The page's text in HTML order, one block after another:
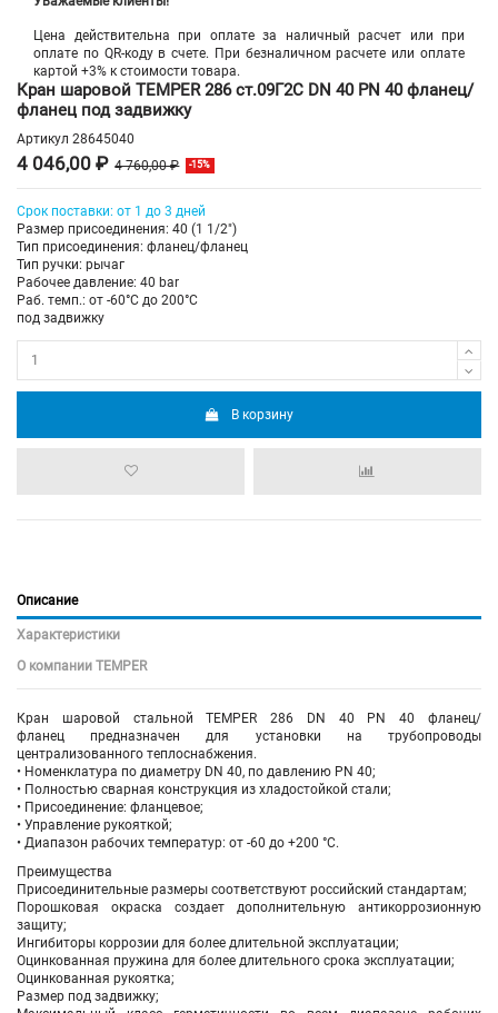
Цена действительна при оплате за наличный расчет или при
оплате по QR-коду в счете. При безналичном расчете или оплате
картой +3% к стоимости товара.
Кран шаровой TEMPER 286 ст.09Г2С DN 40 PN 40 фланец/
фланец под задвижку
Артикул 28645040
4 046,00 ₽ 4 760,00 ₽ -15%
Срок поставки: от 1 до 3 дней
Размер присоединения: 40 (1 1/2")
Тип присоединения: фланец/фланец
Тип ручки: рычаг
Рабочее давление: 40 bar
Раб. темп.: от -60°C до 200°C
под задвижку
В корзину
Описание
Характеристики
О компании TEMPER
Кран шаровой стальной TEMPER 286 DN 40 PN 40 фланец/
фланец предназначен для установки на трубопроводы
централизованного теплоснабжения.
• Номенклатура по диаметру DN 40, по давлению PN 40;
• Полностью сварная конструкция из хладостойкой стали;
• Присоединение: фланцевое;
• Управление рукояткой;
• Диапазон рабочих температур: от -60 до +200 °С.
Преимущества
Присоединительные размеры соответствуют российский стандартам;
Порошковая окраска создает дополнительную антикоррозионную
защиту;
Ингибиторы коррозии для более длительной эксплуатации;
Оцинкованная пружина для более длительного срока эксплуатации;
Оцинкованная рукоятка;
Размер под задвижку;